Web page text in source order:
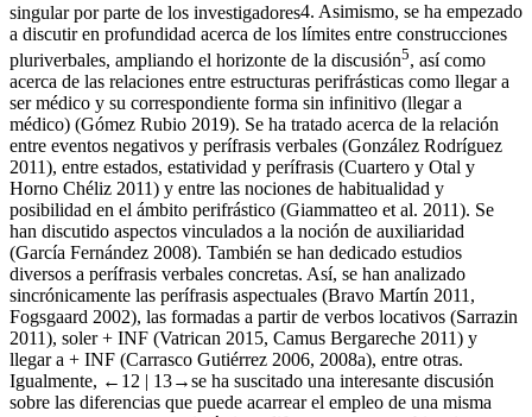
singular por parte de los investigadores4. Asimismo, se ha empezado
a discutir en profundidad acerca de los límites entre construcciones
pluriverbales, ampliando el horizonte de la discusión5, así como
acerca de las relaciones entre estructuras perifrásticas como llegar a
ser médico y su correspondiente forma sin infinitivo (llegar a
médico) (Gómez Rubio 2019). Se ha tratado acerca de la relación
entre eventos negativos y perífrasis verbales (González Rodríguez
2011), entre estados, estatividad y perífrasis (Cuartero y Otal y
Horno Chéliz 2011) y entre las nociones de habitualidad y
posibilidad en el ámbito perifrástico (Giammatteo et al. 2011). Se
han discutido aspectos vinculados a la noción de auxiliaridad
(García Fernández 2008). También se han dedicado estudios
diversos a perífrasis verbales concretas. Así, se han analizado
sincrónicamente las perífrasis aspectuales (Bravo Martín 2011,
Fogsgaard 2002), las formadas a partir de verbos locativos (Sarrazin
2011), soler+ INF (Vatrican 2015, Camus Bergareche 2011) y
llegar a + INF (Carrasco Gutiérrez 2006, 2008a), entre otras.
Igualmente, ←12 | 13→se ha suscitado una interesante discusión
sobre las diferencias que puede acarrear el empleo de una misma